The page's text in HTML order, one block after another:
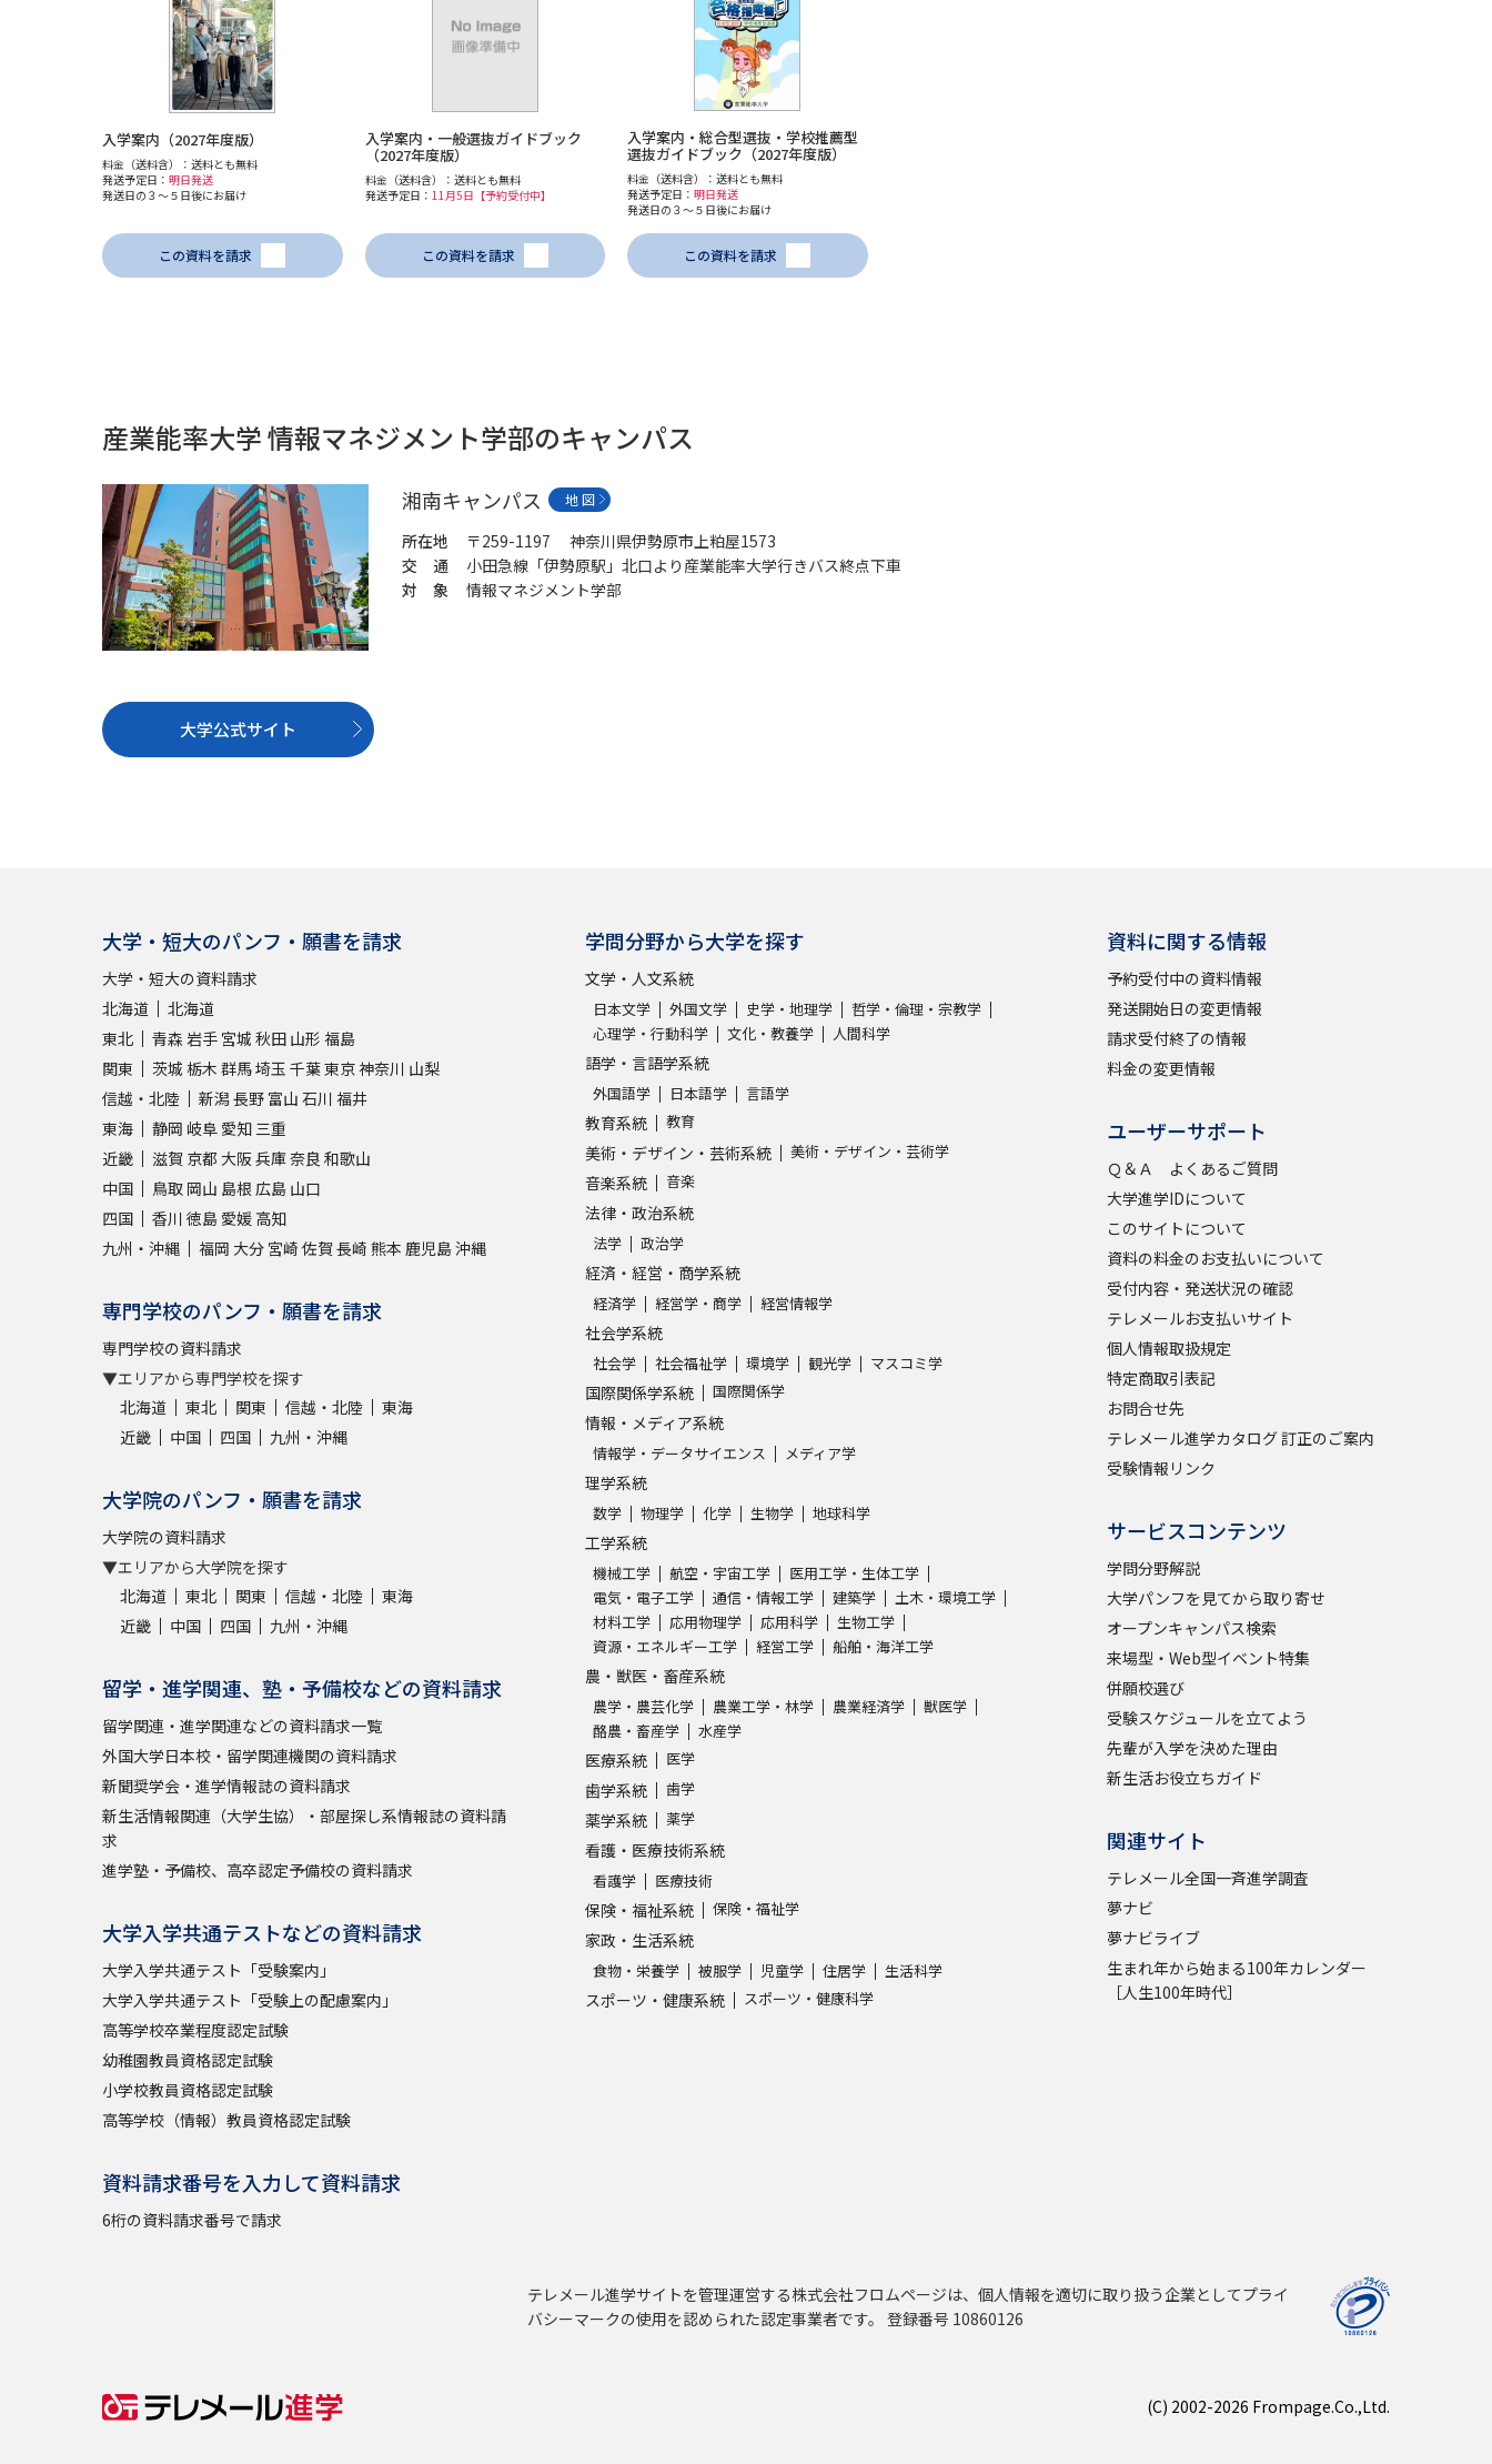
大学で学びたい学問発見
学問のミニ講義「夢ナビ講義」
ユーザーサポート
受験情報リンク
入学案内（2027年度版）
料金（送料含）：送料とも無料
発送予定日： 明日発送
発送日の３～５日後にお届け
この資料を請求
入学案内・一般選抜ガイドブック
（2027年度版）
料金（送料含）：送料とも無料
発送予定日： 11月5日【予約受付中】
この資料を請求
入学案内・総合型選抜・学校推薦型
選抜ガイドブック（2027年度版）
料金（送料含）：送料とも無料
発送予定日： 明日発送
発送日の３～５日後にお届け
この資料を請求
産業能率大学 情報マネジメント学部のキャンパス
湘南キャンパス 地 図
所在地
〒259-1197 神奈川県伊勢原市上粕屋1573
交 通
小田急線「伊勢原駅」北口より産業能率大学行きバス終点下車
対 象
情報マネジメント学部
大学公式サイト
大学・短大のパンフ・願書を請求
大学・短大の資料請求
北海道
北海道
東北
青森 岩手 宮城 秋田 山形 福島
関東
茨城 栃木 群馬埼玉 千葉東京神奈川 山梨
信越・北陸
新潟長野 富山 石川 福井
東海
静岡 岐阜 愛知 三重
近畿
滋賀 京都 大阪兵庫奈良 和歌山
中国
鳥取 岡山 島根 広島 山口
四国
香川 徳島 愛媛 高知
九州・沖縄
福岡 大分 宮崎 佐賀 長崎 熊本 鹿児島沖縄
専門学校のパンフ・願書を請求
専門学校の資料請求
▼エリアから専門学校を探す
北海道
東北 関東 信越・北陸
東海
近畿
中国 四国 九州・沖縄
大学院のパンフ・願書を請求
大学院の資料請求
▼エリアから大学院を探す
北海道
東北 関東 信越・北陸
東海
近畿
中国 四国 九州・沖縄
留学・進学関連、塾・予備校などの資料請求
留学関連・進学関連などの資料請求一覧
外国大学日本校・留学関連機関の資料請求
新聞奨学会・進学情報誌の資料請求
新生活情報関連（大学生協）・部屋探し系情報誌の資料請
求
進学塾・予備校、高卒認定予備校の資料請求
大学入学共通テストなどの資料請求
大学入学共通テスト「受験案内」
大学入学共通テスト「受験上の配慮案内」
高等学校卒業程度認定試験
幼稚園教員資格認定試験
小学校教員資格認定試験
高等学校（情報）教員資格認定試験
資料請求番号を入力して資料請求
6桁の資料請求番号で請求
学問分野から大学を探す
文学・人文系統
日本文学 外国文学 史学・地理学
哲学・倫理・宗教学
心理学・行動科学
文化・教養学 人間科学
語学・言語学系統
外国語学 日本語学 言語学
教育系統 教育
美術・デザイン・芸術系統 美術・デザイン・芸術学
音楽系統 音楽
法律・政治系統
法学 政治学
経済・経営・商学系統
経済学 経営学・商学 経営情報学
社会学系統
社会学 社会福祉学 環境学 観光学 マスコミ学
国際関係学系統 国際関係学
情報・メディア系統
情報学・データサイエンス メディア学
理学系統
数学 物理学 化学 生物学 地球科学
工学系統
機械工学 航空・宇宙工学
医用工学・生体工学
電気・電子工学
通信・情報工学 建築学
土木・環境工学
材料工学
応用物理学 応用科学
生物工学
資源・エネルギー工学
経営工学 船舶・海洋工学
農・獣医・畜産系統
農学・農芸化学 農業工学・林学 農業経済学
獣医学
酪農・畜産学
水産学
医療系統 医学
歯学系統 歯学
薬学系統 薬学
看護・医療技術系統
看護学 医療技術
保険・福祉系統 保険・福祉学
家政・生活系統
食物・栄養学 被服学 児童学 住居学 生活科学
スポーツ・健康系統 スポーツ・健康科学
資料に関する情報
予約受付中の資料情報
発送開始日の変更情報
請求受付終了の情報
料金の変更情報
ユーザーサポート
Ｑ＆Ａ よくあるご質問
大学進学IDについて
このサイトについて
資料の料金のお支払いについて
受付内容・発送状況の確認
テレメールお支払いサイト
個人情報取扱規定
特定商取引表記
お問合せ先
テレメール進学カタログ 訂正のご案内
受験情報リンク
サービスコンテンツ
学問分野解説
大学パンフを見てから取り寄せ
オープンキャンパス検索
来場型・Web型イベント特集
併願校選び
受験スケジュールを立てよう
先輩が入学を決めた理由
新生活お役立ちガイド
関連サイト
テレメール全国一斉進学調査
夢ナビ
夢ナビライブ
生まれ年から始まる100年カレンダー
［人生100年時代］
テレメール進学サイトを管理運営する株式会社フロムページは、個人情報を適切に取り扱う企業としてプライ
バシーマークの使用を認められた認定事業者です。 登録番号 10860126
(C) 2002-2026 Frompage.Co.,Ltd.